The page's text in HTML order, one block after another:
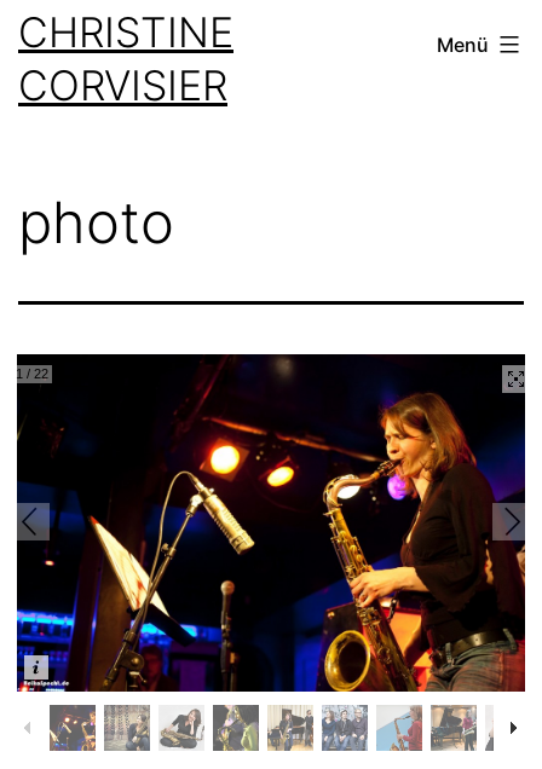
Zum
Inhalt
springen
CHRISTINE
CORVISIER
Menü
photo
1 / 22